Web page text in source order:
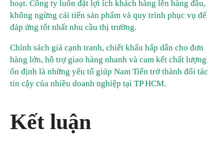
hoạt. Công ty luôn đặt lợi ích khách hàng lên hàng đầu,
không ngừng cải tiến sản phẩm và quy trình phục vụ để
đáp ứng tốt nhất nhu cầu thị trường.
Chính sách giá cạnh tranh, chiết khấu hấp dẫn cho đơn
hàng lớn, hỗ trợ giao hàng nhanh và cam kết chất lượng
ổn định là những yếu tố giúp Nam Tiến trở thành đối tác
tin cậy của nhiều doanh nghiệp tại TP HCM.
Kết luận